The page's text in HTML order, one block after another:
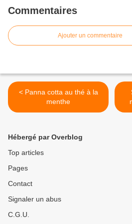
Commentaires
Ajouter un commentaire
< Panna cotta au thé à la
menthe
Hébergé par Overblog
Top articles
Pages
Contact
Signaler un abus
C.G.U.